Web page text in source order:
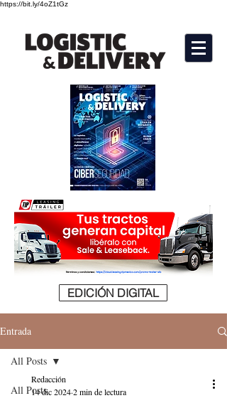
https://bit.ly/4oZ1tGz
EDICIÓN DIGITAL
Entrada
All Posts
All Posts
Redacción
14 dic 20242 min de lectura